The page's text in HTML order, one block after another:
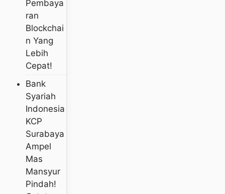
Pembaya
Ran
Blockchai
N Yang
Lebih
Cepat!
Bank
Syariah
Indonesia
KCP
Surabaya
Ampel
Mas
Mansyur
Pindah!